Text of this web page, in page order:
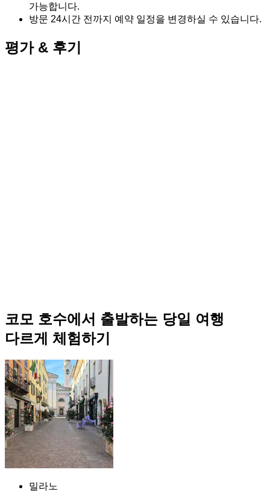
가능합니다.
방문 24시간 전까지 예약 일정을 변경하실 수 있습니다.
평가 & 후기
코모 호수에서 출발하는 당일 여행
다르게 체험하기
밀라노